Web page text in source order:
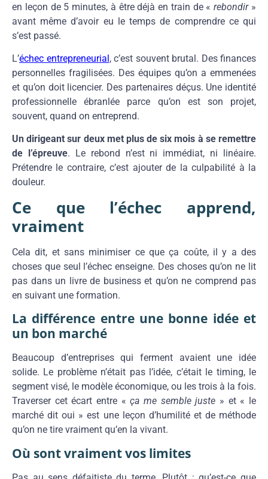
en leçon de 5 minutes, à être déjà en train de «rebondir»
avant même d’avoir eu le temps de comprendre ce qui
s’est passé.
L’échec entrepreneurial, c’est souvent brutal. Des finances
personnelles fragilisées. Des équipes qu’on a emmenées
et qu’on doit licencier. Des partenaires déçus. Une identité
professionnelle ébranlée parce qu’on est son projet,
souvent, quand on entreprend.
Un dirigeant sur deux met plus de six mois à se remettre
de l’épreuve. Le rebond n’est ni immédiat, ni linéaire.
Prétendre le contraire, c’est ajouter de la culpabilité à la
douleur.
Ce que l’échec apprend,
vraiment
Cela dit, et sans minimiser ce que ça coûte, il y a des
choses que seul l’échec enseigne. Des choses qu’on ne lit
pas dans un livre de business et qu’on ne comprend pas
en suivant une formation.
La différence entre une bonne idée et
un bon marché
Beaucoup d’entreprises qui ferment avaient une idée
solide. Le problème n’était pas l’idée, c’était le timing, le
segment visé, le modèle économique, ou les trois à la fois.
Traverser cet écart entre «ça me semble juste » et « le
marché dit oui » est une leçon d’humilité et de méthode
qu’on ne tire vraiment qu’en la vivant.
Où sont vraiment vos limites